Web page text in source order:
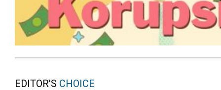
EDITOR'S CHOICE